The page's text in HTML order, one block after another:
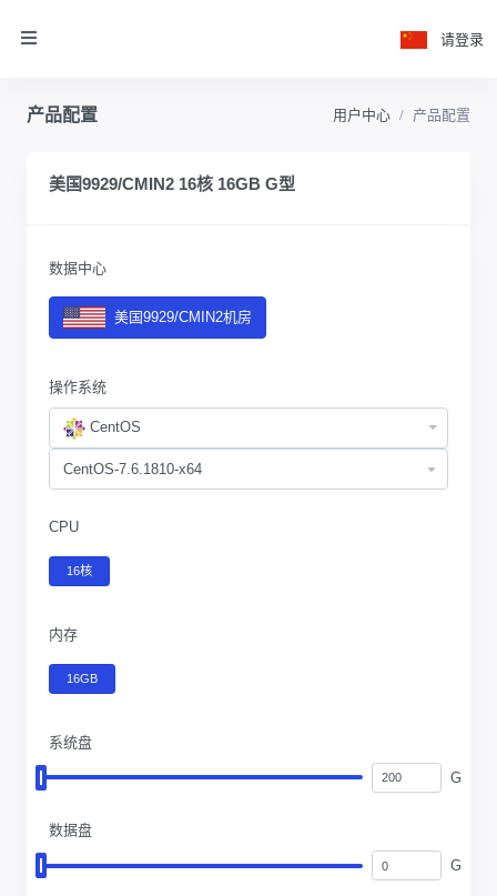
请登录
产品配置 用户中心 产品配置
美国9929/CMIN2 16核 16GB G型
数据中心
美国9929/CMIN2机房
操作系统
CentOS
CPU
16核
内存
16GB
系统盘
G
数据盘
G